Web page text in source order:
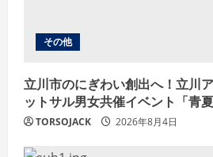
その他
立川市のにぎわい創出へ！立川
ットサル男女共催イベント「青
TORSOJACK 2026年8月4日